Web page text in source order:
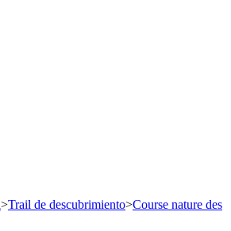
>Trail de descubrimiento>Course nature des